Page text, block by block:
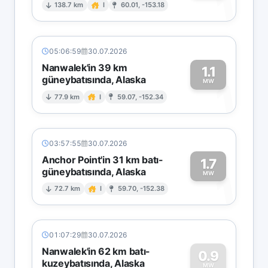
138.7 km I 60.01, -153.18
05:06:59 30.07.2026
Nanwalek'in 39 km
güneybatısında, Alaska
77.9 km I 59.07, -152.34
1.1
MW1
03:57:55 30.07.2026
Anchor Point'in 31 km batı-
güneybatısında, Alaska
72.7 km I 59.70, -152.38
1.7
MW1
01:07:29 30.07.2026
Nanwalek'in 62 km batı-
kuzeybatısında, Alaska
0.9
MW